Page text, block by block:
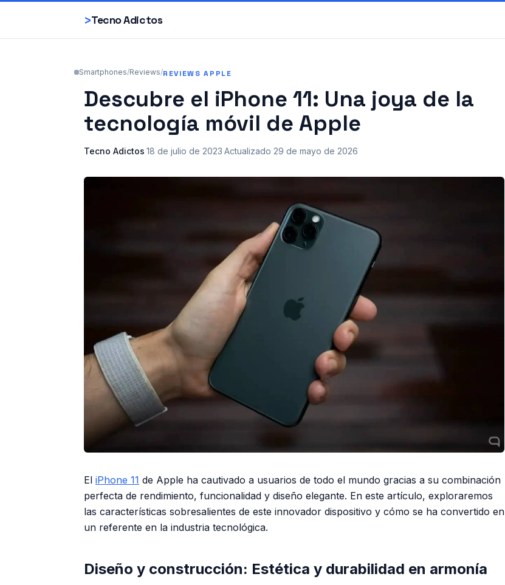
>Tecno Adictos
Smartphones/Reviews/REVIEWS APPLE
Descubre el iPhone 11: Una joya de la
tecnología móvil de Apple
Tecno Adictos·18 de julio de 2023·Actualizado 29 de mayo de 2026
El iPhone 11 de Apple ha cautivado a usuarios de todo el mundo gracias a su combinación
perfecta de rendimiento, funcionalidad y diseño elegante. En este artículo, exploraremos
las características sobresalientes de este innovador dispositivo y cómo se ha convertido en
un referente en la industria tecnológica.
Diseño y construcción: Estética y durabilidad en armonía